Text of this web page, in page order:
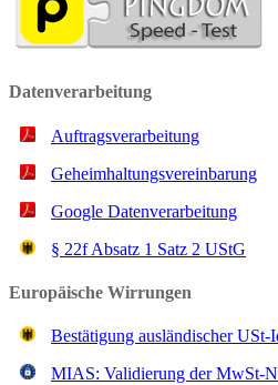
Datenverarbeitung
Auftragsverarbeitung
Geheimhaltungsvereinbarung
Google Datenverarbeitung
§ 22f Ab­satz 1 Satz 2 UStG
Europäische Wirrungen
Bestätigung ausländischer USt-
MIAS: Validierung der MwSt-